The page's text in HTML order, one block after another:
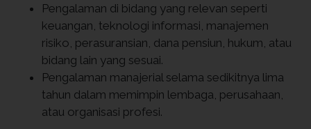
Pengalaman di bidang yang relevan seperti
keuangan, teknologi informasi, manajemen
risiko, perasuransian, dana pensiun, hukum, atau
bidang lain yang sesuai.
Pengalaman manajerial selama sedikitnya lima
tahun dalam memimpin lembaga, perusahaan,
atau organisasi profesi.